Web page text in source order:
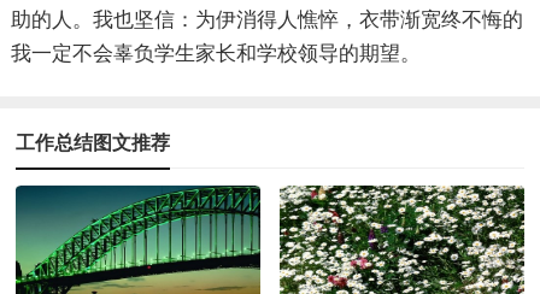
助的人。我也坚信：为伊消得人憔悴，衣带渐宽终不悔的
我一定不会辜负学生家长和学校领导的期望。
工作总结图文推荐